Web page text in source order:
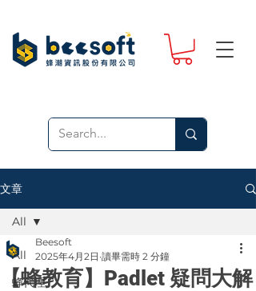
文章
All
蜂代理
All
【蜂教育】Padlet 疑問大解
Beesoft
2025年4月2日 讀畢需時 2 分鐘